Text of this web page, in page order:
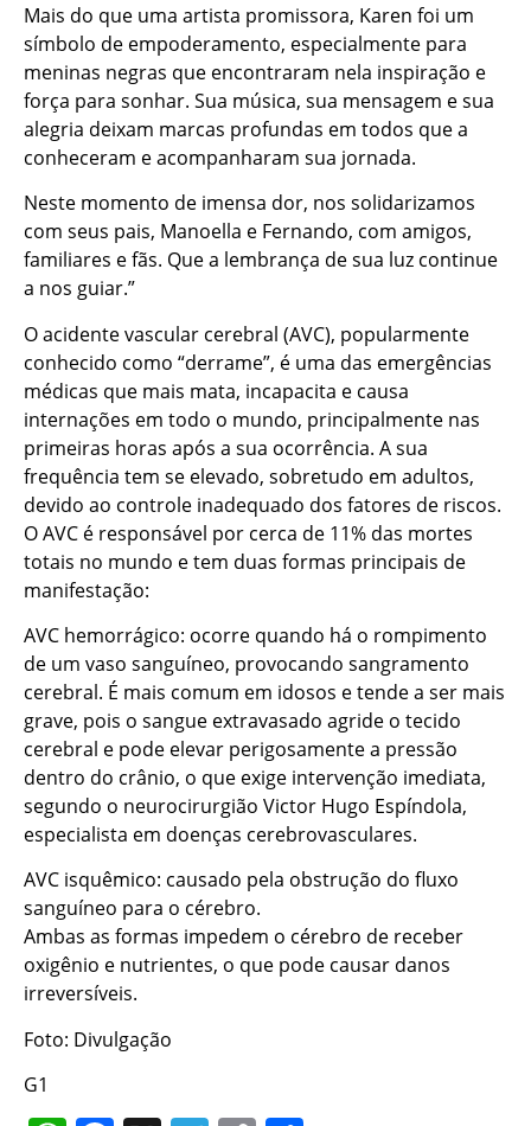
Mais do que uma artista promissora, Karen foi um
símbolo de empoderamento, especialmente para
meninas negras que encontraram nela inspiração e
força para sonhar. Sua música, sua mensagem e sua
alegria deixam marcas profundas em todos que a
conheceram e acompanharam sua jornada.
Neste momento de imensa dor, nos solidarizamos
com seus pais, Manoella e Fernando, com amigos,
familiares e fãs. Que a lembrança de sua luz continue
a nos guiar.”
O acidente vascular cerebral (AVC), popularmente
conhecido como “derrame”, é uma das emergências
médicas que mais mata, incapacita e causa
internações em todo o mundo, principalmente nas
primeiras horas após a sua ocorrência. A sua
frequência tem se elevado, sobretudo em adultos,
devido ao controle inadequado dos fatores de riscos.
O AVC é responsável por cerca de 11% das mortes
totais no mundo e tem duas formas principais de
manifestação:
AVC hemorrágico: ocorre quando há o rompimento
de um vaso sanguíneo, provocando sangramento
cerebral. É mais comum em idosos e tende a ser mais
grave, pois o sangue extravasado agride o tecido
cerebral e pode elevar perigosamente a pressão
dentro do crânio, o que exige intervenção imediata,
segundo o neurocirurgião Victor Hugo Espíndola,
especialista em doenças cerebrovasculares.
AVC isquêmico: causado pela obstrução do fluxo
sanguíneo para o cérebro.
Ambas as formas impedem o cérebro de receber
oxigênio e nutrientes, o que pode causar danos
irreversíveis.
Foto: Divulgação
G1